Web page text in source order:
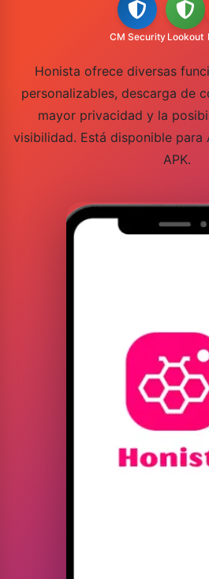
CM Security Lookout
Honista ofrece diversas
personalizables, descarga de
mayor privacidad y la
visibilidad. Está disponible
APK.